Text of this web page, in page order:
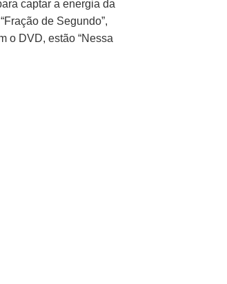
captar a energia da
de Segundo”,
o DVD, estão “Nessa